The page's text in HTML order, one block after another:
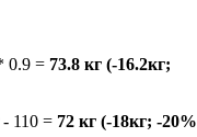
0.9 = 73.8 кг (-16.2кг;
- 110 = 72 кг (-18кг; -